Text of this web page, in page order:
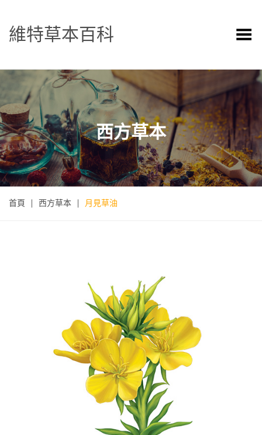
維特草本百科 Toggle Menu
西方草本
首頁 | 西方草本 | 月見草油